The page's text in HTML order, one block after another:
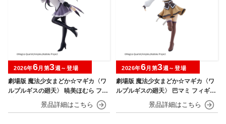
劇場版 魔法少女まどか☆マギカ〈ワ
ルプルギスの廻天〉 暁美ほむら フィ
2026年6月第3週～登場
劇場版 魔法少女まどか☆マギカ〈ワ
ルプルギスの廻天〉 巴マミ フィギュ
2026年6月第3週～登場